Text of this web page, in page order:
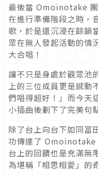
最後當 Omoinotake
在進行準備階段之時，
歌，於是還沉浸在餘韻
眾在無人發起活動的情
大合唱！
讓不只是身處於觀眾池
上的三位成員更是感動
們唱得超好！」而今天
小插曲後劃下了完美句
除了台上向台下如同冨
功傳達了 Omoinotake
台上的回饋也是充滿無
為堪稱「相思相愛」的